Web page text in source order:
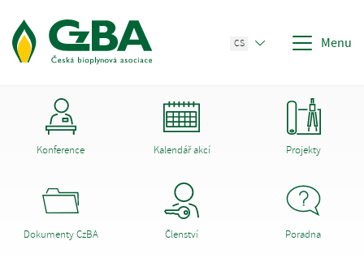
CS Menu
Konference Kalendář akcí Projekty
Dokumenty CzBA Členství Poradna